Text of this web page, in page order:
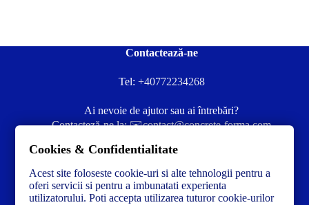
Contactează-ne
Tel: +40772234268
Ai nevoie de ajutor sau ai întrebări?
Contacteză-ne la:✉️contact@concrete-forma.com
Cookies & Confidentialitate
Acest site foloseste cookie-uri si alte tehnologii pentru a
oferi servicii si pentru a imbunatati experienta
utilizatorului. Poti accepta utilizarea tuturor cookie-urilor